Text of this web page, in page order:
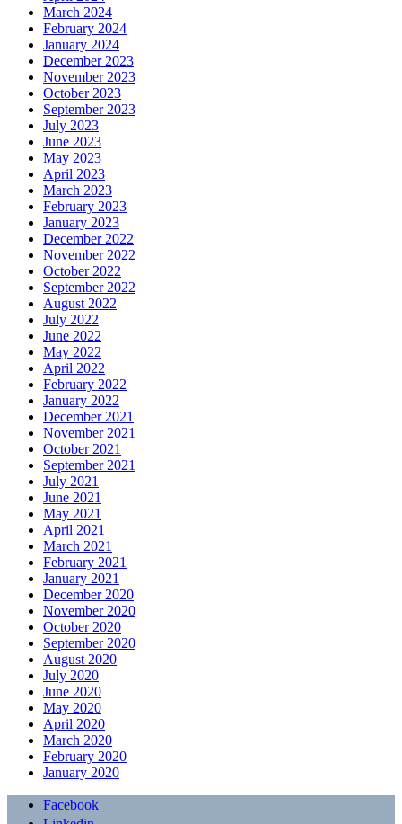
March 2024
February 2024
January 2024
December 2023
November 2023
October 2023
September 2023
July 2023
June 2023
May 2023
April 2023
March 2023
February 2023
January 2023
December 2022
November 2022
October 2022
September 2022
August 2022
July 2022
June 2022
May 2022
April 2022
February 2022
January 2022
December 2021
November 2021
October 2021
September 2021
July 2021
June 2021
May 2021
April 2021
March 2021
February 2021
January 2021
December 2020
November 2020
October 2020
September 2020
August 2020
July 2020
June 2020
May 2020
April 2020
March 2020
February 2020
January 2020
Facebook